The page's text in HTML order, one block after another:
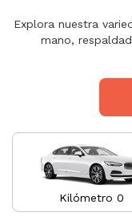
Explora nuestra
mano,
Kilómetro 0